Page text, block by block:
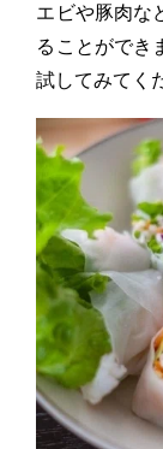
エビや豚肉な
ることができ
試してみてく